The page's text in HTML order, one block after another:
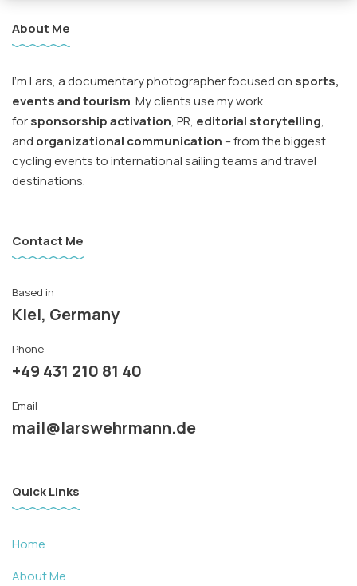
About Me
I’m Lars, a documentary photographer focused on sports,
events and tourism. My clients use my work
forsponsorship activation, PR, editorial storytelling,
and organizational communication – from the biggest
cycling events to international sailing teams and travel
destinations.
Contact Me
Based in
Kiel, Germany
Phone
+49 431 210 81 40
Email
mail@larswehrmann.de
Quick Links
Home
About Me